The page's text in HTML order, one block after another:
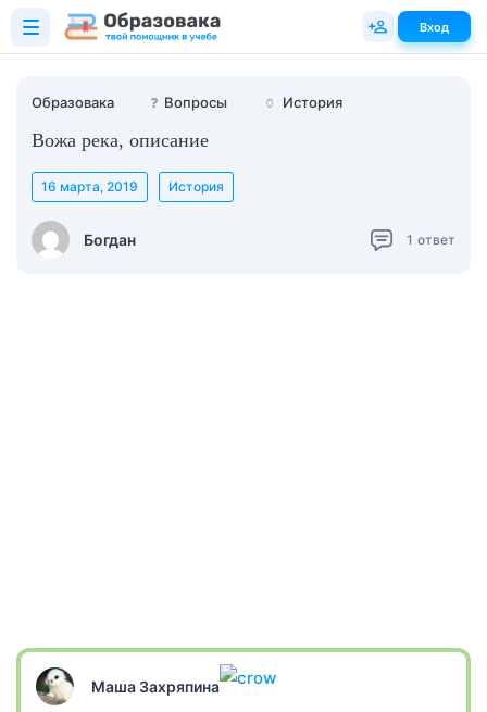
Образовака ❓ Вопросы 🏺 История
Вожа река, описание
Богдан
16 марта, 2019 История
1 ответ
Маша Захряпина
Вход